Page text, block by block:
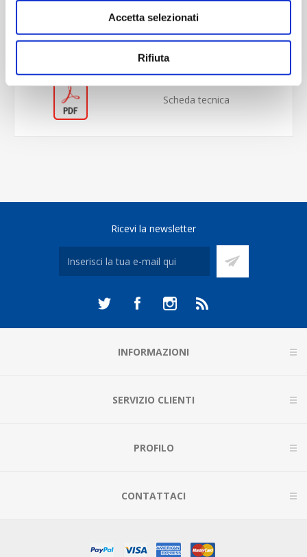
Accetta selezionati
Rifiuta
REVIEWS
Scheda tecnica
Ricevi la newsletter
INFORMAZIONI
SERVIZIO CLIENTI
PROFILO
CONTATTACI